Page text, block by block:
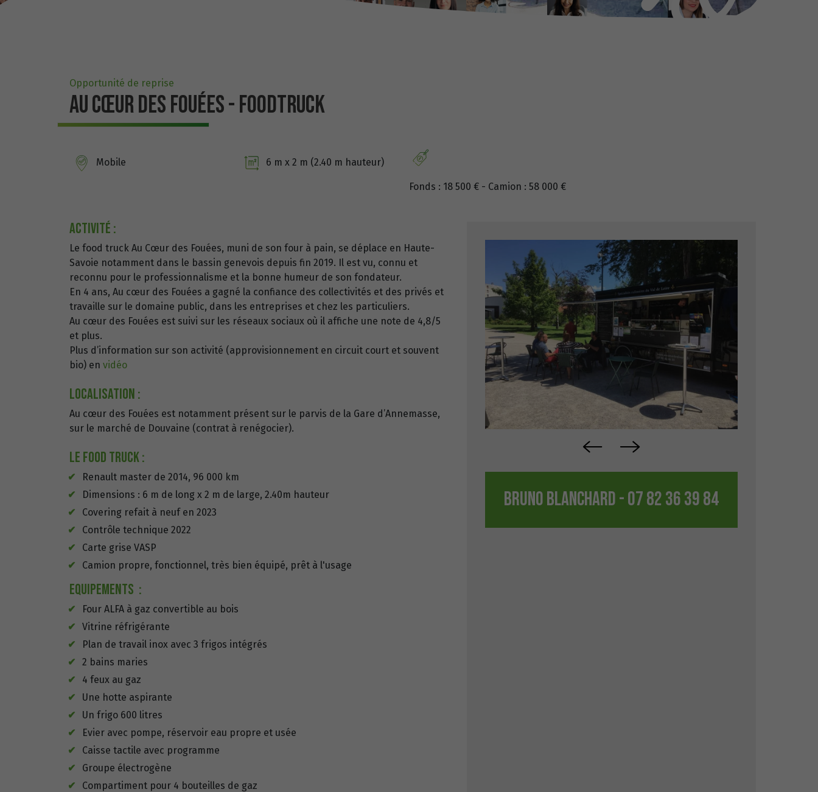
Opportunité de reprise
AU CŒUR DES FOUÉES - FOODTRUCK
Mobile 6 m x 2 m (2.40 m hauteur)
Fonds : 18 500 € - Camion : 58 000 €
Activité :
Le food truck Au Cœur des Fouées, muni de son four à pain, se déplace en Haute-
Savoie notamment dans le bassin genevois depuis fin 2019. Il est vu, connu et
reconnu pour le professionnalisme et la bonne humeur de son fondateur.
En 4 ans, Au cœur des Fouées a gagné la confiance des collectivités et des privés et
travaille sur le domaine public, dans les entreprises et chez les particuliers.
Au cœur des Fouées est suivi sur les réseaux sociaux où il affiche une note de 4,8/5
et plus.
Plus d’information sur son activité (approvisionnement en circuit court et souvent
bio) en vidéo
Localisation :
Au cœur des Fouées est notamment présent sur le parvis de la Gare d’Annemasse,
sur le marché de Douvaine (contrat à renégocier).
Le food truck :
Renault master de 2014, 96 000 km
Dimensions : 6 m de long x 2 m de large, 2.40m hauteur
Covering refait à neuf en 2023
Contrôle technique 2022
Carte grise VASP
Camion propre, fonctionnel, très bien équipé, prêt à l'usage
Equipements :
Four ALFA à gaz convertible au bois
Vitrine réfrigérante
Plan de travail inox avec 3 frigos intégrés
2 bains maries
4 feux au gaz
Une hotte aspirante
Un frigo 600 litres
Evier avec pompe, réservoir eau propre et usée
Caisse tactile avec programme
Groupe électrogène
Compartiment pour 4 bouteilles de gaz
BRUNO BLANCHARD - 07 82 36 39 84